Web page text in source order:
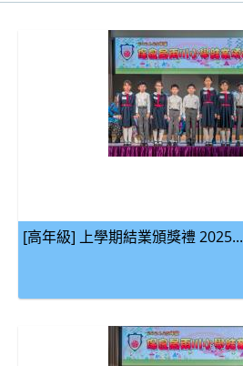
[高年級] 上學期結業頒獎禮 2025...